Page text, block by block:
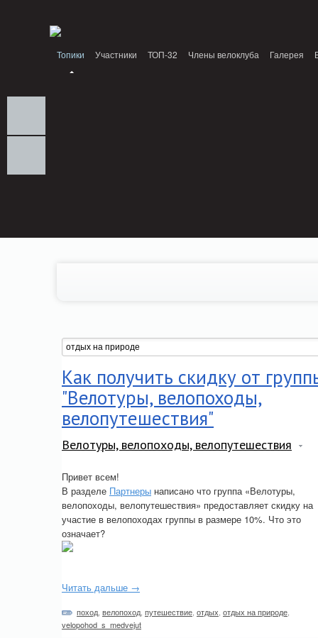
Топики Участники ТОП-32 Члены велоклуба Галерея
Как получить скидку от
"Велотуры, велопоходы,
велопутешествия"
Велотуры, велопоходы, велопутешествия
Привет всем!
В разделе Партнеры написано что группа «Велотуры,
велопоходы, велопутешествия» предоставляет скидку на
участие в велопоходах группы в размере 10%. Что это
означает?
Читать дальше →
поход велопоход путешествие отдых отдых на природе
velopohod_s_medvejut